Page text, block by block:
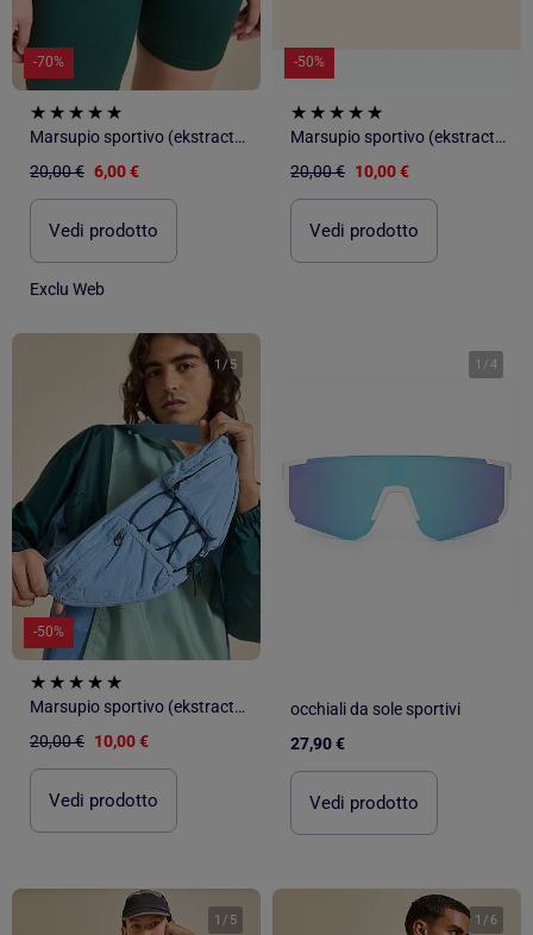
-70%
Marsupio sportivo (ekstract) con tasche esterne e interne 15x40 cm
20,00 € 6,00 €
Vedi prodotto
Exclu Web
-50%
Marsupio sportivo (ekstract) con tasche esterne e interne 15x40 cm
20,00 € 10,00 €
Vedi prodotto
1 /5
-50%
Marsupio sportivo (ekstract) con tasche esterne e interne 15x40 cm
20,00 € 10,00 €
Vedi prodotto
1 /4
occhiali da sole sportivi
27,90 €
Vedi prodotto
1 / 5 1 / 6